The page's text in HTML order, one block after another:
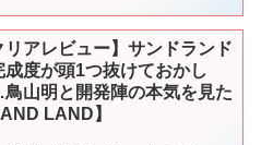
リアレビュー】サンドランド
成度が頭1つ抜けておかし
山明と開発陣の本気を見た
LAND】